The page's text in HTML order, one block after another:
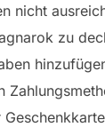
nicht
zu